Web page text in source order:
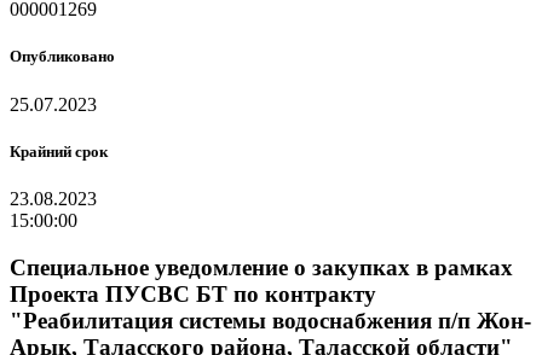
000001269
Опубликовано
25.07.2023
Крайний срок
23.08.2023
15:00:00
Специальное уведомление о закупках в рамках
Проекта ПУСВС БТ по контракту
"Реабилитация системы водоснабжения п/п Жон-
Арык, Таласского района, Таласской области"